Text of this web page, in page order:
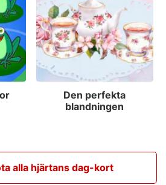
Den perfekta
blandningen
alla hjärtans dag-kort